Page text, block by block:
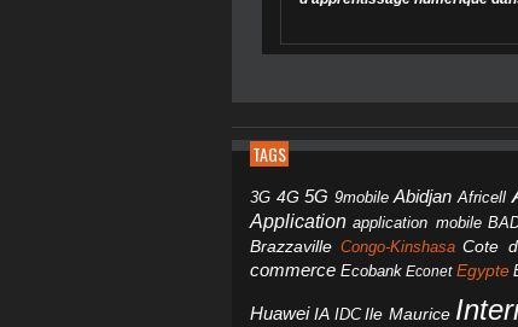
TAGS
3G 4G 5G 9mobile Abidjan Africell
Application application mobile
Brazzaville Congo-Kinshasa Cote
commerce Ecobank Econet Egypte
Huawei IA IDC Ile Maurice